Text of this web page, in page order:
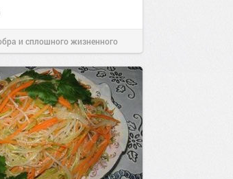
и сплошного жизненного
17 сен 2021